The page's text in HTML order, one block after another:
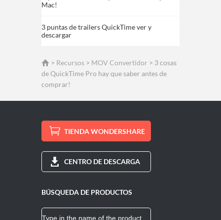
Mac!
3 puntas de trailers QuickTime ver y
descargar
> Recursos > MOV Convertidor > 3 cosas
de QuickTime Pro hay que saber antes de
comprar!
TIENDA WONDERSHARE
CENTRO DE DESCARGA
BÚSQUEDA DE PRODUCTOS